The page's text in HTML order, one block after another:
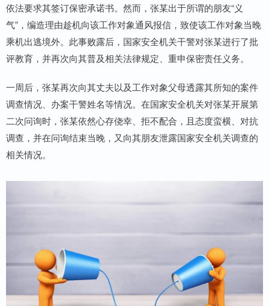
依法要求其签订保密承诺书。然而，张某出于所谓的朋友“义
气”，编造理由趁机向该工作对象通风报信，致使该工作对象当晚
乘机出逃境外。此事败露后，国家安全机关干警对张某进行了批
评教育，并再次向其普及相关法律规定、重申保密责任义务。
一周后，张某再次向其丈夫以及工作对象父母透露其所知的案件
调查情况、办案干警姓名等情况。在国家安全机关对张某开展第
二次问询时，张某依然心存侥幸、拒不配合，且态度蛮横、对抗
调查，并在问询结束当晚，又向其朋友泄露国家安全机关调查的
相关情况。